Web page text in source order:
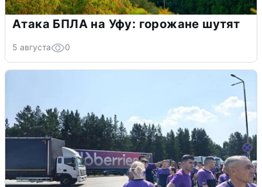
Атака БПЛА на Уфу: горожане шутят
5 августа 0